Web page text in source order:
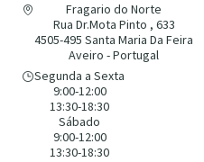
Fragario do Norte
Rua Dr.Mota Pinto , 633
4505-495 Santa Maria Da Feira
Aveiro - Portugal
Segunda a Sexta
9:00-12:00
13:30-18:30
Sábado
9:00-12:00
13:30-18:30